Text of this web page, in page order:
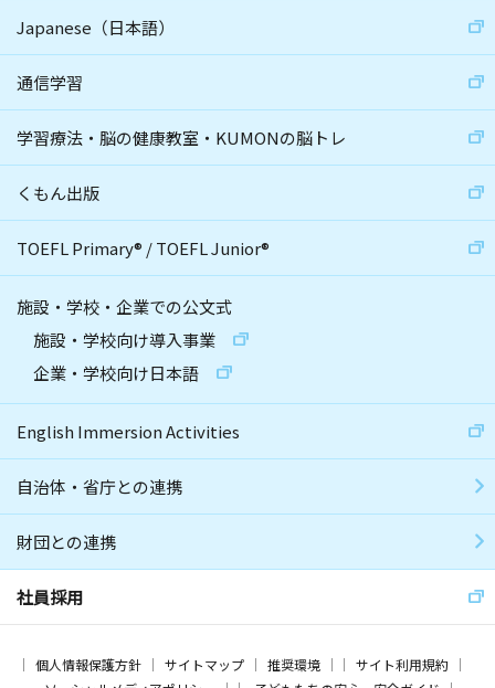
Japanese（日本語）
通信学習
学習療法・脳の健康教室・KUMONの脳トレ
くもん出版
TOEFL Primary® /TOEFL Junior®
施設・学校・企業での公文式
施設・学校向け導入事業
企業・学校向け日本語
English Immersion Activities
自治体・省庁との連携
財団との連携
社員採用
個人情報保護方針 サイトマップ 推奨環境
サイト利用規約